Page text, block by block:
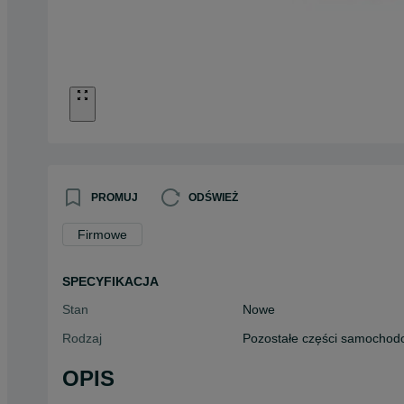
PROMUJ ODŚWIEŻ
Firmowe
SPECYFIKACJA
Stan
Nowe
Rodzaj
Pozostałe części
OPIS